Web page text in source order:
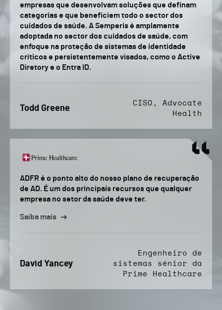
empresas que desenvolvam soluções que definam
categorias e que beneficiem todo o sector dos
cuidados de saúde. A Semperis é amplamente
adoptada no sector dos cuidados de saúde, com
enfoque na proteção de sistemas de identidade
críticos e persistentemente visados, como o Active
Diretory e o Entra ID.
Todd Greene
CISO, Advocate
Health
ADFR é o ponto alto do nosso plano de recuperação
de AD. É um dos principais recursos que qualquer
empresa no setor da saúde deve ter.
Saiba mais
David Yancey
Engenheiro de
sistemas sénior da
Prime Healthcare